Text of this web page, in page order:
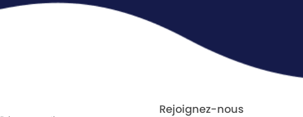
Rejoignez-nous